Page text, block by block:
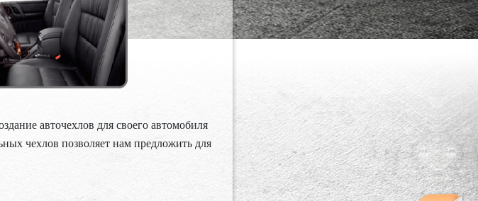
авточехлов для своего автомобиля
чехлов позволяет нам предложить для